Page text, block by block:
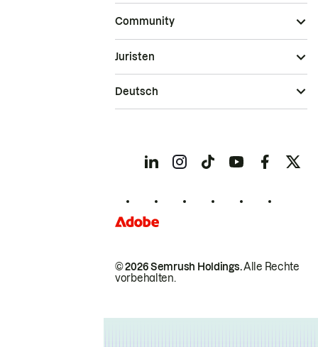
Community
© 2026 Semrush Holdings.Alle Rechte
vorbehalten.
Juristen
Deutsch